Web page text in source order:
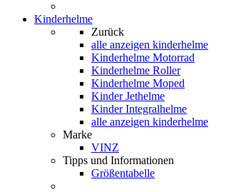
Kinderhelme
Zurück
alle anzeigen kinderhelme
Kinderhelme Motorrad
Kinderhelme Roller
Kinderhelme Moped
Kinder Jethelme
Kinder Integralhelme
alle anzeigen kinderhelme
Marke
VINZ
Tipps und Informationen
Größentabelle